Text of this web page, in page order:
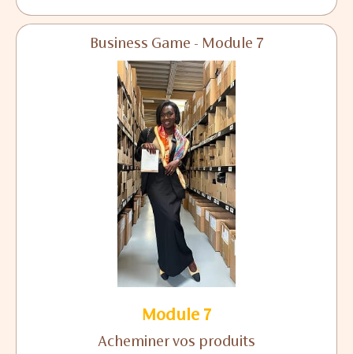
Business Game - Module 7
Module 7
Acheminer vos produits